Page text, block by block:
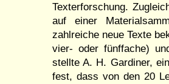
Texterforschung.
auf einer
zahlreiche neue Texte
vier- oder fünffache)
stellte A. H. Gardiner,
fest, dass von den 20